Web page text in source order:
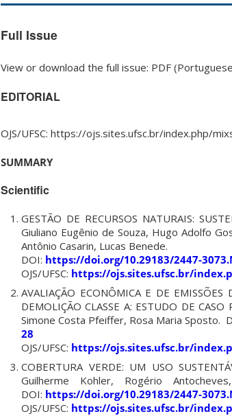
Full Issue
View or download the full issue: PDF
EDITORIAL
OJS/UFSC: https://ojs.sites.ufsc.br/index.php/
SUMMARY
Scientific
GESTÃO DE RECURSOS NATURAIS:
Giuliano Eugênio de Souza, Hugo Adolfo
Antônio Casarin, Lucas Benede.
DOI: https://doi.org/10.29183/2447-
OJS/UFSC: https://ojs.sites.ufsc.br/
AVALIAÇÃO ECONÔMICA E DE
DEMOLIÇÃO CLASSE A: ESTUDO DE
Simone Costa Pfeiffer, Rosa Maria Sposto.
28
OJS/UFSC: https://ojs.sites.ufsc.br/
COBERTURA VERDE: UM USO
Guilherme Kohler, Rogério
DOI: https://doi.org/10.29183/2447-
OJS/UFSC: https://ojs.sites.ufsc.br/